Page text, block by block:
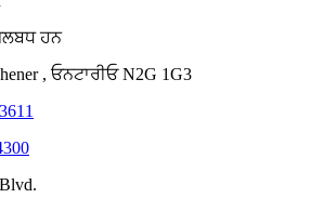
ਹਨ
, ਓਨਟਾਰੀਓ N2G 1G3